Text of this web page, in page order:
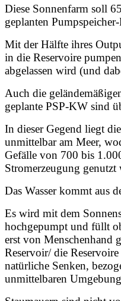
Diese Sonnenfarm soll
geplanten
Mit der Hälfte ihres
in die Reservoire
abgelassen wird (und
Auch die
geplante PSP-KW sind
In dieser Gegend liegt die
unmittelbar am Meer,
Gefälle von 700 bis
Stromerzeugung genutzt
Das Wasser kommt aus
Es wird mit dem
hochgepumpt und füllt
erst von Menschenhand
Reservoir/ die
natürliche Senken,
unmittelbaren